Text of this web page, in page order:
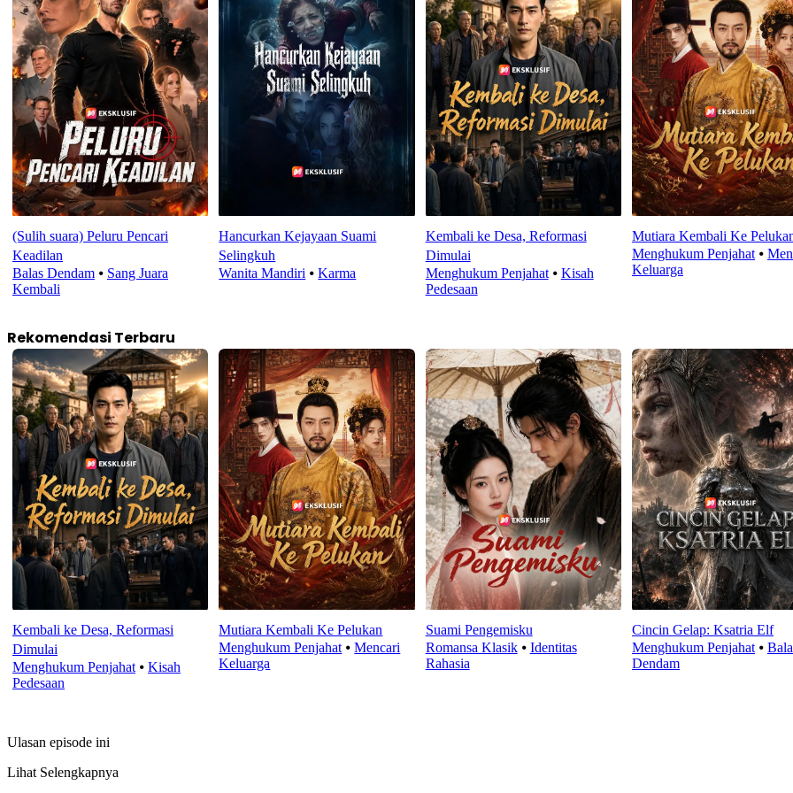
(Sulih suara) Peluru Pencari
Keadilan
Balas Dendam ⦁ Sang Juara
Kembali
Hancurkan Kejayaan Suami
Selingkuh
Wanita Mandiri ⦁Karma
Kembali ke Desa, Reformasi
Dimulai
Menghukum Penjahat⦁ Kisah
Pedesaan
Mutiara Kembali Ke
Menghukum Penjahat⦁
Keluarga
Rekomendasi Terbaru
Kembali ke Desa, Reformasi
Dimulai
Menghukum Penjahat ⦁ Kisah
Pedesaan
Mutiara Kembali Ke Pelukan
Menghukum Penjahat ⦁Mencari
Keluarga
Suami Pengemisku
Romansa Klasik⦁ Identitas
Rahasia
Cincin Gelap: Ksatria Elf
Menghukum Penjahat⦁
Dendam
Ulasan episode ini
Lihat Selengkapnya